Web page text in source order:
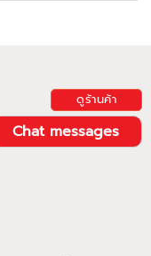
ดูร้านค้า
Chat messages